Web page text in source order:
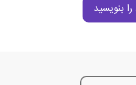
بنویسید